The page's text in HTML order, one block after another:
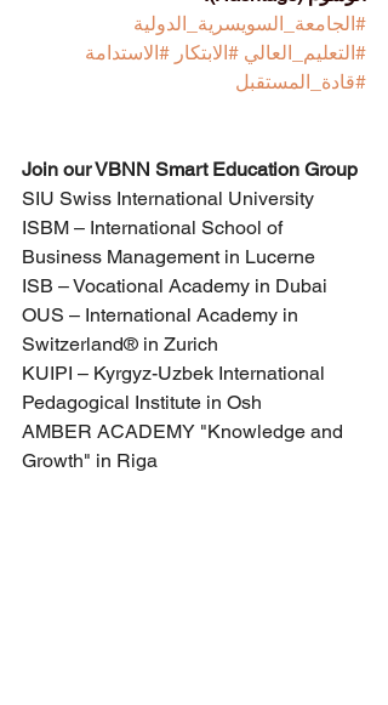
#الجامعة_السويسرية_الدولية
#التعليم_العالي #الابتكار #الاستدامة
#قادة_المستقبل
Join our VBNN Smart Education Group
SIU Swiss International University
ISBM – International School of
Business Management in Lucerne
ISB – Vocational Academy in Dubai
OUS – International Academy in
Switzerland® in Zurich
KUIPI – Kyrgyz-Uzbek International
Pedagogical Institute in Osh
AMBER ACADEMY "Knowledge and
Growth" in Riga